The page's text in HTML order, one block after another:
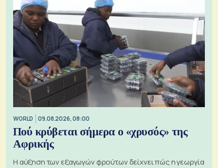
WORLD 09.08.2026, 08:00
Πού κρύβεται σήμερα ο «χρυσός» της
Αφρικής
Η αύξηση των εξαγωγών φρούτων δείχνει πώς η γεωργία